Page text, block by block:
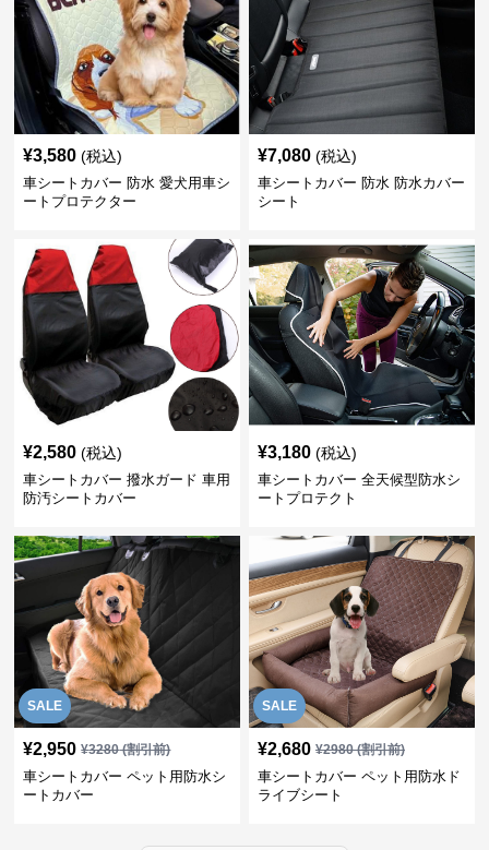
¥3,580 (税込)
車シートカバー 防水 愛犬用車シ
ートプロテクター
¥7,080 (税込)
車シートカバー 防水 防水カバー
シート
¥2,580 (税込)
車シートカバー 撥水ガード 車用
防汚シートカバー
¥3,180 (税込)
車シートカバー 全天候型防水シ
ートプロテクト
SALE
¥2,950 ¥3280(割引前)
車シートカバー ペット用防水シ
ートカバー
SALE
¥2,680 ¥2980(割引前)
車シートカバー ペット用防水ド
ライブシート